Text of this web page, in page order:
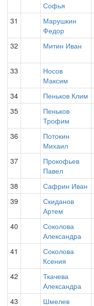
Софья
31
Марушкин
Федор
32 Митин Иван
33
Носов
Максим
34 Пеньков Клим
35
Пеньков
Трофим
36
Потокин
Михаил
37
Прокофьев
Павел
38 Сафрин Иван
39
Скиданов
Артем
40
Соколова
Александра
41
Соколова
Ксения
42
Ткачева
Александра
43
Шмелев